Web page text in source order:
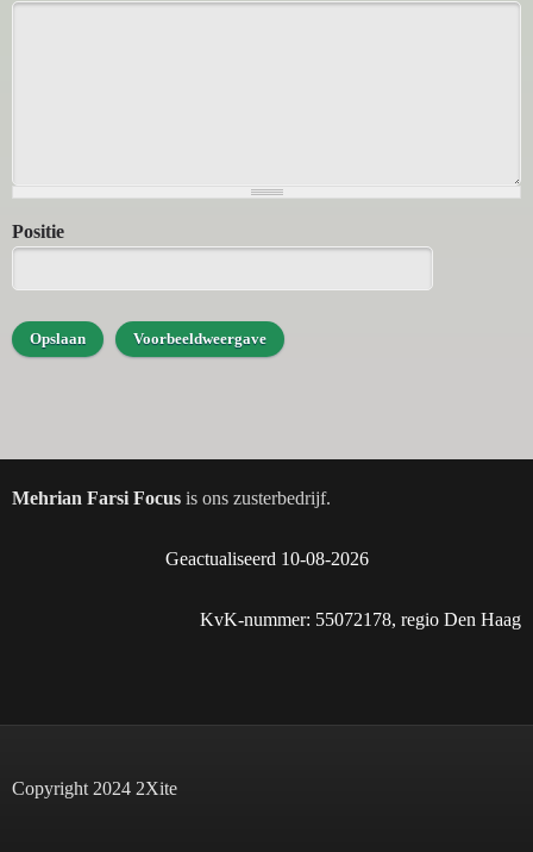
Positie
Mehrian Farsi Focus is ons zusterbedrijf.
Geactualiseerd 10-08-2026
KvK-nummer: 55072178, regio Den Haag
Copyright 2024 2Xite